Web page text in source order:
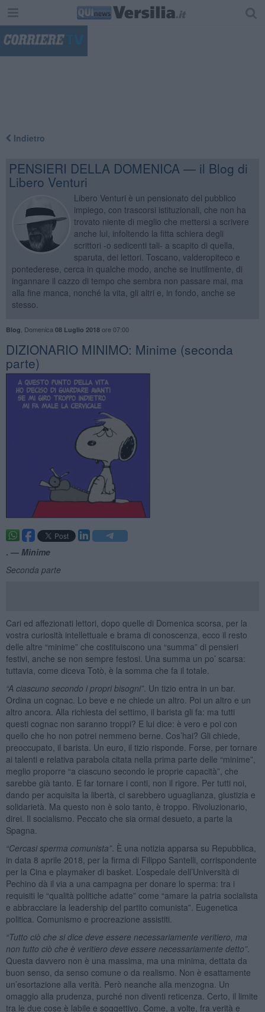
Indietro
PENSIERI DELLA DOMENICA — il Blog di
Libero Venturi
Libero Venturi è un pensionato del pubblico
impiego, con trascorsi istituzionali, che non ha
trovato niente di meglio che mettersi a scrivere
anche lui, infoltendo la fitta schiera degli
scrittori -o sedicenti tali- a scapito di quella,
sparuta, dei lettori. Toscano, valderopiteco e
pontederese, cerca in qualche modo, anche se inutilmente, di
ingannare il cazzo di tempo che sembra non passare mai, ma
alla fine manca, nonché la vita, gli altri e, in fondo, anche se
stesso.
Blog Domenica 08 Luglio 2018ore 07:00
DIZIONARIO MINIMO: Minime (seconda
parte)
. — Minime
Seconda parte
Cari ed affezionati lettori, dopo quelle di Domenica scorsa, per la
vostra curiosità intellettuale e brama di conoscenza, ecco il resto
delle altre “minime” che costituiscono una “summa” di pensieri
festivi, anche se non sempre festosi. Una summa un po’ scarsa:
tuttavia, come diceva Totò, è la somma che fa il totale.
“A ciascuno secondo i propri bisogni”. Un tizio entra in un bar.
Ordina un cognac. Lo beve e ne chiede un altro. Poi un altro e un
altro ancora. Alla richiesta del settimo, il barista gli fa: ma tutti
questi cognac non saranno troppi? E lui dice: è vero e poi con
quello che ho non potrei nemmeno berne. Cos’hai? Gli chiede,
preoccupato, il barista. Un euro, il tizio risponde. Forse, per tornare
ai talenti e relativa parabola citata nella prima parte delle “minime”,
meglio proporre “a ciascuno secondo le proprie capacità”, che
sarebbe già tanto. E far tornare i conti, non il rigore. Per tutti noi,
dando per acquisita la libertà, ci sarebbero uguaglianza, giustizia e
solidarietà. Ma questo non è solo tanto, è troppo. Rivoluzionario,
direi. Il socialismo. Peccato che sia ormai desueto, a parte la
Spagna.
“Cercasi sperma comunista”. È una notizia apparsa su Repubblica,
in data 8 aprile 2018, per la firma di Filippo Santelli, corrispondente
per la Cina e playmaker di basket. L’ospedale dell’Università di
Pechino dà il via a una campagna per donare lo sperma: tra i
requisiti le “qualità politiche adatte” come “amare la patria socialista
e abbracciare la leadership del partito comunista”. Eugenetica
politica. Comunismo e procreazione assistiti.
“Tutto ciò che si dice deve essere necessariamente veritiero, ma
non tutto ciò che è veritiero deve essere necessariamente detto”.
Questa davvero non è una massima, ma una minima, dettata da
buon senso, da senso comune o da realismo. Non è esattamente
un’esortazione alla verità. Però neanche alla menzogna. Un
omaggio alla prudenza, purché non diventi reticenza. Certo, il limite
tra le due cose è labile e soggettivo. Come, a volte, fra verità e